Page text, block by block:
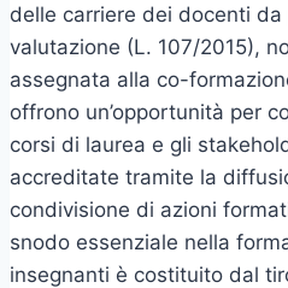
delle carriere dei docenti
valutazione (L. 107/2015),
assegnata alla co-
offrono un’opportunità per
corsi di laurea e gli
accreditate tramite la
condivisione di azioni
snodo essenziale nella
insegnanti è costituito dal